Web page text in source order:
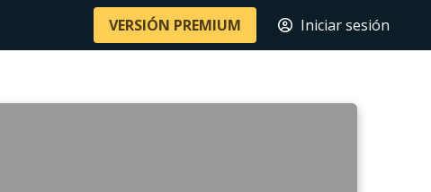
VERSIÓN PREMIUM Iniciar sesión